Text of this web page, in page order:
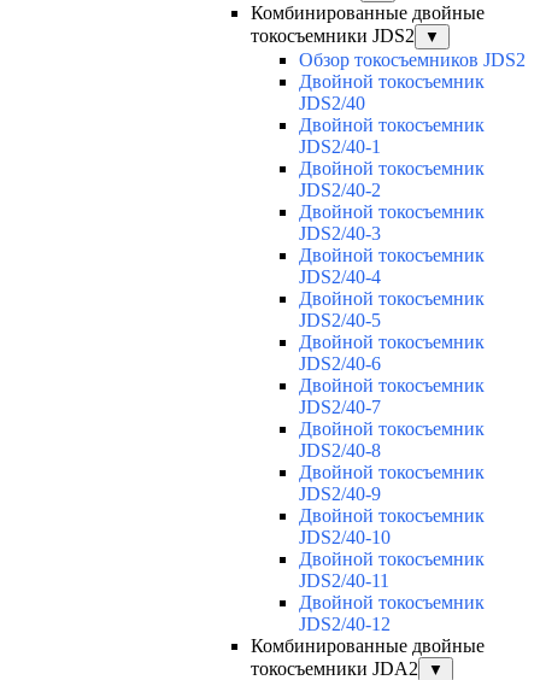
Комбинированные двойные
токосъемники JDS2
▼
Обзор токосъемников JDS2
Двойной токосъемник
JDS2/40
Двойной токосъемник
JDS2/40-1
Двойной токосъемник
JDS2/40-2
Двойной токосъемник
JDS2/40-3
Двойной токосъемник
JDS2/40-4
Двойной токосъемник
JDS2/40-5
Двойной токосъемник
JDS2/40-6
Двойной токосъемник
JDS2/40-7
Двойной токосъемник
JDS2/40-8
Двойной токосъемник
JDS2/40-9
Двойной токосъемник
JDS2/40-10
Двойной токосъемник
JDS2/40-11
Двойной токосъемник
JDS2/40-12
Комбинированные двойные
токосъемники JDA2
▼